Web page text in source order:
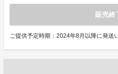
販売終
ご提供予定時期：2024年8月以降に発送